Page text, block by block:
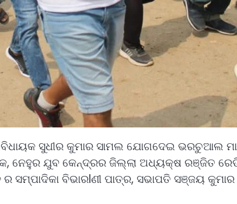
ସୁଧୀର କୁମାର ସାମଲ ଯୋଗଦେଇ ଭରଚୁଆଲ
ନେହୁର ଯୁବ କେନ୍ଦ୍ରର ଜିଲ୍ଲା ଅଧ୍ୟକ୍ଷ ରଞ୍ଜିତ
ବିଭାରlଣୀ ପାତ୍ର, ସଭାପତି ସଞ୍ଜୟ